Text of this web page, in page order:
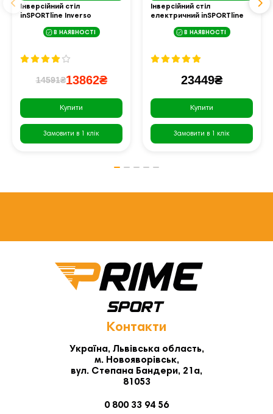
Інверсійний стіл
inSPORTline Inverso
В НАЯВНОСТІ
14591₴13862₴
Купити
Замовити в 1 клік
Інверсійний стіл
електричний inSPORTline
В НАЯВНОСТІ
23449₴
Купити
Замовити в 1 клік
Контакти
Україна, Львівська область,
м. Новояворівськ,
вул. Степана Бандери, 21а,
81053
0 800 33 94 56